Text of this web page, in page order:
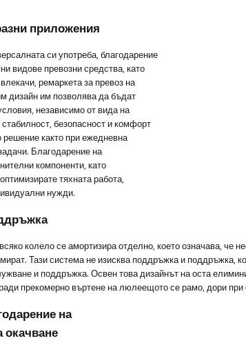
приложения
си употреба, благодарение
видове превозни средства, като
ремаркета за превоз на
дизайн им позволява да бъдат
независимо от вида на
безопасност и комфорт
както при ежедневна
Благодарение на
компоненти, като
тяхната работа,
нужди.
колело се амортизира отделно, което означава, че
Тази система не изисква поддръжка и поддръжка,
и поддръжка. Освен това дизайнът на оста
прекомерно въртене на люлеещото се рамо, дори при
на
окачване